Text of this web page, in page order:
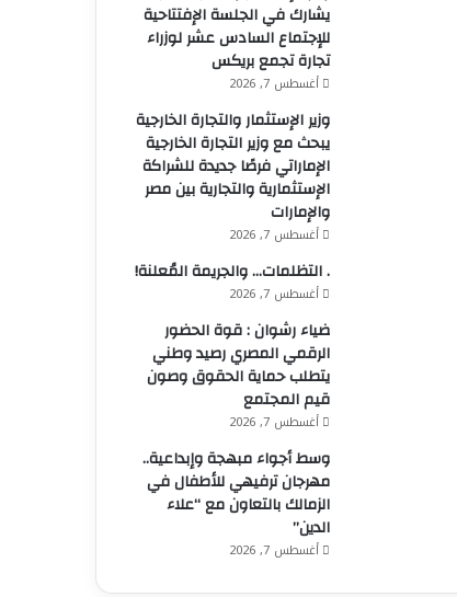
يشارك في الجلسة الإفتتاحية
للإجتماع السادس عشر لوزراء
تجارة تجمع بريكس
أغسطس 7, 2026
وزير الإستثمار والتجارة الخارجية
يبحث مع وزير التجارة الخارجية
الإماراتي فرصًا جديدة للشراكة
الإستثمارية والتجارية بين مصر
والإمارات
أغسطس 7, 2026
. التظلمات… والجريمة المُعلنة!
أغسطس 7, 2026
ضياء رشوان : قوة الحضور
الرقمي المصري رصيد وطني
يتطلب حماية الحقوق وصون
قيم المجتمع
أغسطس 7, 2026
وسط أجواء مبهجة وإبداعية..
مهرجان ترفيهي للأطفال في
الزمالك بالتعاون مع “علاء
الدين”
أغسطس 7, 2026